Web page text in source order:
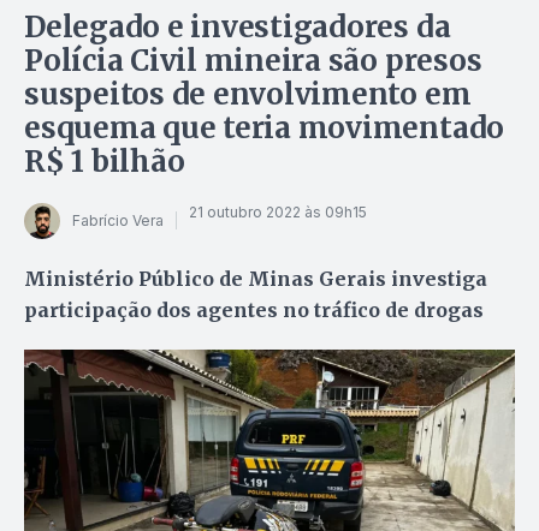
Delegado e investigadores da
Polícia Civil mineira são presos
suspeitos de envolvimento em
esquema que teria movimentado
R$ 1 bilhão
Fabrício Vera 21 outubro 2022 às 09h15
Ministério Público de Minas Gerais investiga
participação dos agentes no tráfico de drogas